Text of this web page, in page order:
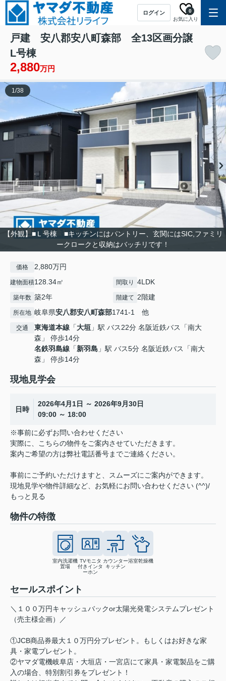
ログイン
お気に入り
0
戸建 安八郡安八町森部 全13区画分譲
L号棟
2,880万円
【外観】■Ｌ号棟 ■キッチンにはパントリー、玄関にはSIC,ファミリ
ークロークと収納はバッチリです！
1/38
価格 2,880万円
建物面積128.34㎡ 間取り 4LDK
築年数 築2年 階建て 2階建
所在地 岐阜県安八郡安八町森部1741-1 他
交通 東海道本線 「大垣 」駅 バス22分 名阪近鉄バス「南大
森」 停歩14分
名鉄羽島線 「新羽島 」駅 バス5分 名阪近鉄バス「南大
森」 停歩14分
現地見学会
日時
2026年4月1日 ～ 2026年9月30日
09:00 ～ 18:00
※事前に必ずお問い合わせください
実際に、こちらの物件をご案内させていただきます。
案内ご希望の方は弊社電話番号までご連絡ください。
事前にご予約いただけますと、スムーズにご案内ができます。
現地見学や物件詳細など、お気軽にお問い合わせください (^^)/
もっと見る
物件の特徴
室内洗濯機
置場
TVモニタ
付きインタ
ーホン
カウンター
キッチン
浴室乾燥機
セールスポイント
＼１００万円キャッシュバックor太陽光発電システムプレゼント
（売主様企画）／
①JCB商品券最大１０万円分プレゼント。もしくはお好きな家
具・家電プレゼント。
②ヤマダ電機岐阜店・大垣店・一宮店にて家具・家電製品をご購
入の場合、特別割引券をプレゼント！